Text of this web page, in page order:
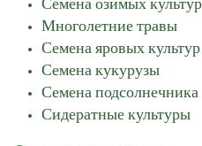
Многолетние травы
Семена яровых культур
Семена кукурузы
Семена подсолнечника
Сидератные культуры